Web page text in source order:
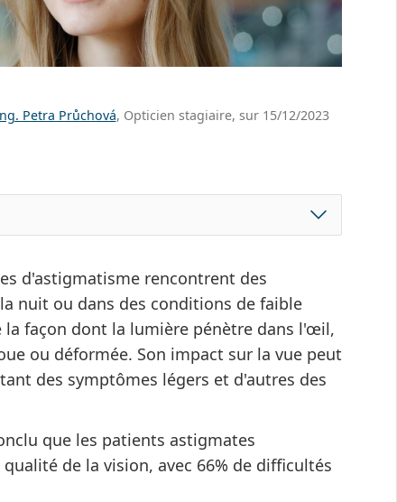
Petra Průchová, Opticien stagiaire, sur 15/12/2023
d'astigmatisme rencontrent des
nuit ou dans des conditions de faible
façon dont la lumière pénètre dans l'œil,
ou déformée. Son impact sur la vue peut
des symptômes légers et d'autres des
que les patients astigmates
de la vision, avec 66% de difficultés